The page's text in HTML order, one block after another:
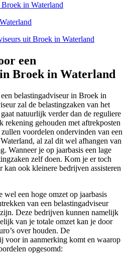
in Waterland
uit Broek in Waterland
een
Broek in Waterland
belastingadviseur in Broek in
zal de belastingzaken van het
natuurlijk verder dan de reguliere
rekening gehouden met aftrekposten
voordelen ondervinden van een
al zal dit wel afhangen van
Wanneer je op jaarbasis een lage
zelf doen. Kom je er toch
kan ook kleinere bedrijven assisteren
een hoge omzet op jaarbasis
van een belastingadviseur
Deze bedrijven kunnen namelijk
van je totale omzet kan je door
over houden. De
voor in aanmerking komt en waarop
opgesomd: